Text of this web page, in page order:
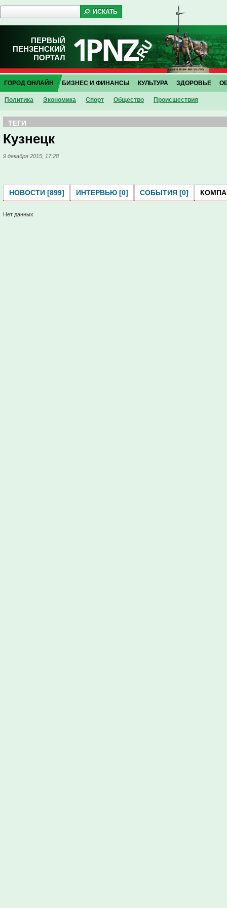
ПЕРВЫЙ
ПЕНЗЕНСКИЙ
ПОРТАЛ
ГОРОД ОНЛАЙН
Политика Экономика Спорт Общество Проиcшествия
БИЗНЕС И ФИНАНСЫ КУЛЬТУРА ЗДОРОВЬЕ
ТЕГИ
Кузнецк
9 декабря 2015, 17:28
НОВОСТИ [899] ИНТЕРВЬЮ [0] СОБЫТИЯ [0]
Нет данных